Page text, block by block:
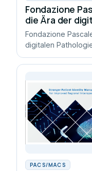
Fondazione
die Ära der
Fondazione
digitalen
PACS/MACS